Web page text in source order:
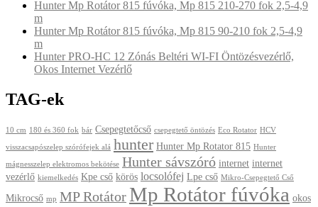
Hunter Mp Rotátor 815 fúvóka, Mp 815 210-270 fok 2,5-4,9
m
Hunter Mp Rotátor 815 fúvóka, Mp 815 90-210 fok 2,5-4,9
m
Hunter PRO-HC 12 Zónás Beltéri WI-FI Öntözésvezérlő,
Okos Internet Vezérlő
TAG-ek
10 cm 180 és 360 fok bár Csepegtetőcső csepegtető öntözés Eco Rotator HCV
visszacsapószelep szórófejek alá hunter Hunter Mp Rotator 815 Hunter
mágnesszelep elektromos bekötése Hunter sávszóró internet internet
vezérlő kiemelkedés Kpe cső körös locsolófej Lpe cső Mikro-Csepegtető Cső
Mikrocső mp MP Rotátor Mp Rotátor fúvóka okos